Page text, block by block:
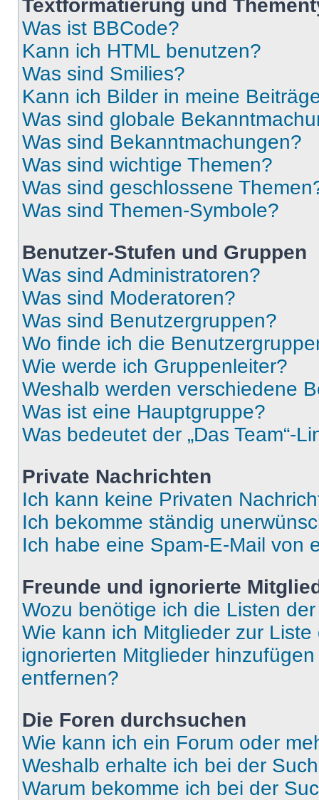
Textformatierung und
Was ist BBCode?
Kann ich HTML benutzen?
Was sind Smilies?
Kann ich Bilder in meine
Was sind globale
Was sind Bekanntmachungen?
Was sind wichtige Themen?
Was sind geschlossene
Was sind Themen-Symbole?
Benutzer-Stufen und Gruppen
Was sind Administratoren?
Was sind Moderatoren?
Was sind Benutzergruppen?
Wo finde ich die
Wie werde ich Gruppenleiter?
Weshalb werden verschiedene
Was ist eine Hauptgruppe?
Was bedeutet der „Das Team“-
Private Nachrichten
Ich kann keine Privaten
Ich bekomme ständig
Ich habe eine Spam-E-Mail von
Freunde und ignorierte
Wozu benötige ich die Listen
Wie kann ich Mitglieder zur
ignorierten Mitglieder
entfernen?
Die Foren durchsuchen
Wie kann ich ein Forum oder
Weshalb erhalte ich bei der
Warum bekomme ich bei der